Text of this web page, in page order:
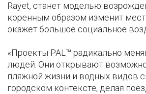
Rayet, станет моделью
коренным образом изменит
окажет большое социальное
«Проекты PAL™ радикально
людей. Они открывают
пляжной жизни и водных видов
городском контексте, делая